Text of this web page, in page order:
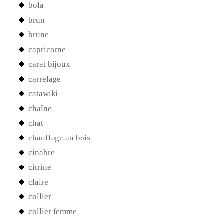
bola
brun
brune
capricorne
carat bijoux
carrelage
catawiki
chaîne
chat
chauffage au bois
cinabre
citrine
claire
collier
collier femme